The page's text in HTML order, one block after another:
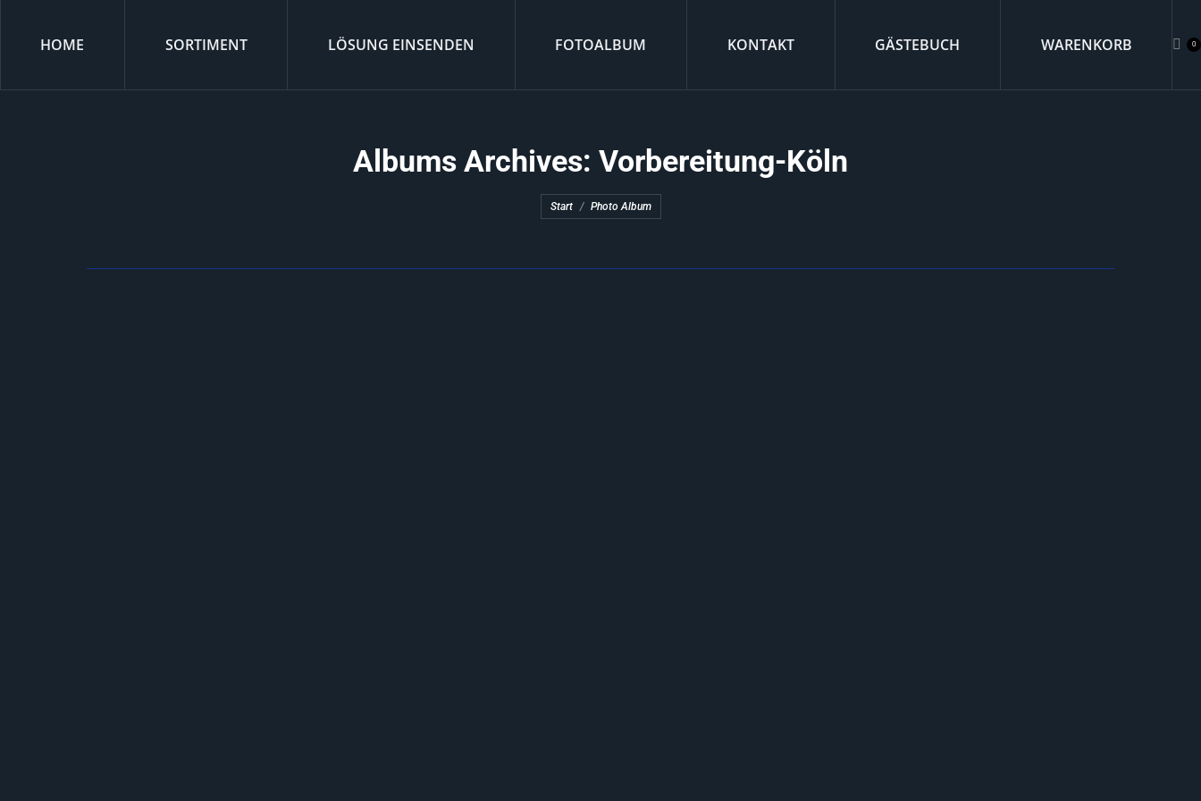
HOME SORTIMENT LÖSUNG EINSENDEN FOTOALBUM KONTAKT GÄSTEBUCH WARENKORB 0
Albums Archives: Vorbereitung-Köln
Sie befinden sich hier:
Start Photo Album